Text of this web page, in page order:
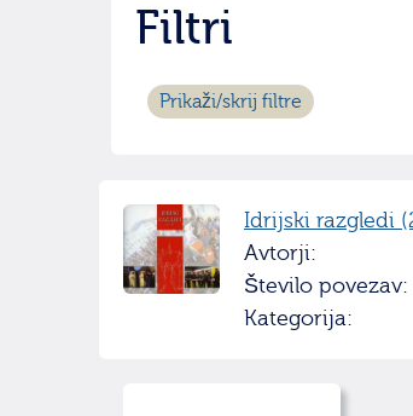
Filtri
Prikaži/skrij filtre
Idrijski razgledi
Avtorji:
Število povezav:
Kategorija: